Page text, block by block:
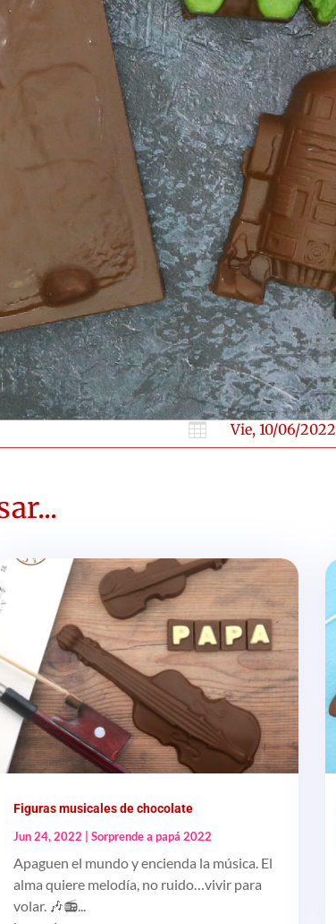
 Vie, 10/06/2022
Figuras musicales de chocolate
Jun 24, 2022
Sorprende a papá 2022
Apaguen el mundo y encienda la música. El
alma quiere melodía, no ruido…vivir para
volar. 🎶📻...